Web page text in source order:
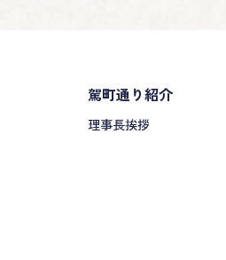
駕町通り紹介
理事長挨拶